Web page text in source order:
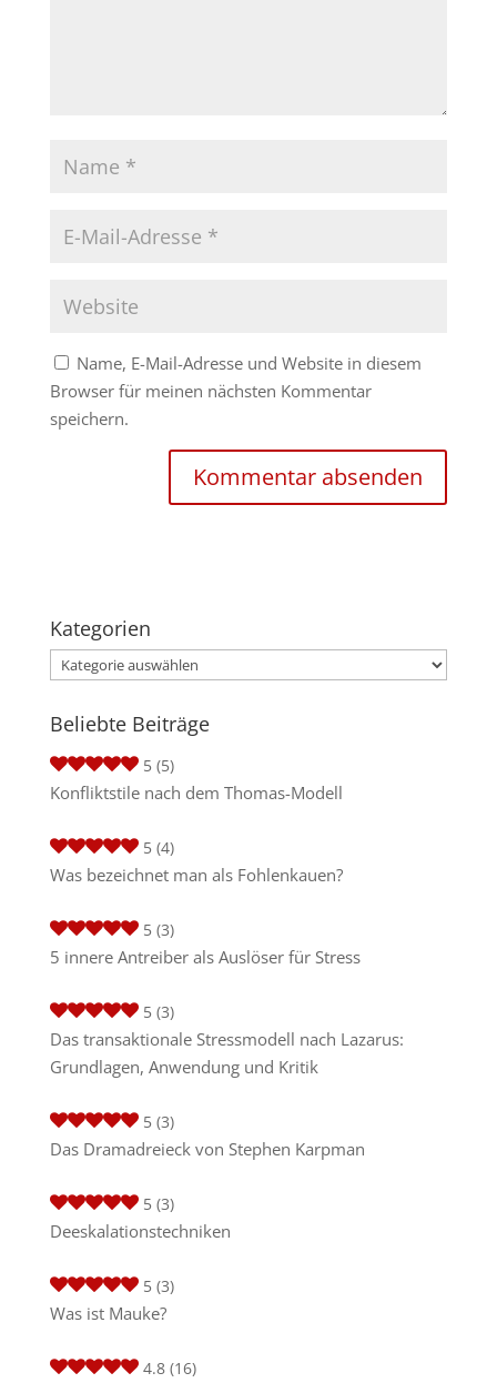
Name, E-Mail-Adresse und Website in diesem
Browser für meinen nächsten Kommentar
speichern.
Kategorien
Kategorien
Beliebte Beiträge
5 (5)
Konfliktstile nach dem Thomas-Modell
5 (4)
Was bezeichnet man als Fohlenkauen?
5 (3)
5 innere Antreiber als Auslöser für Stress
5 (3)
Das transaktionale Stressmodell nach Lazarus:
Grundlagen, Anwendung und Kritik
5 (3)
Das Dramadreieck von Stephen Karpman
5 (3)
Deeskalationstechniken
5 (3)
Was ist Mauke?
4.8 (16)